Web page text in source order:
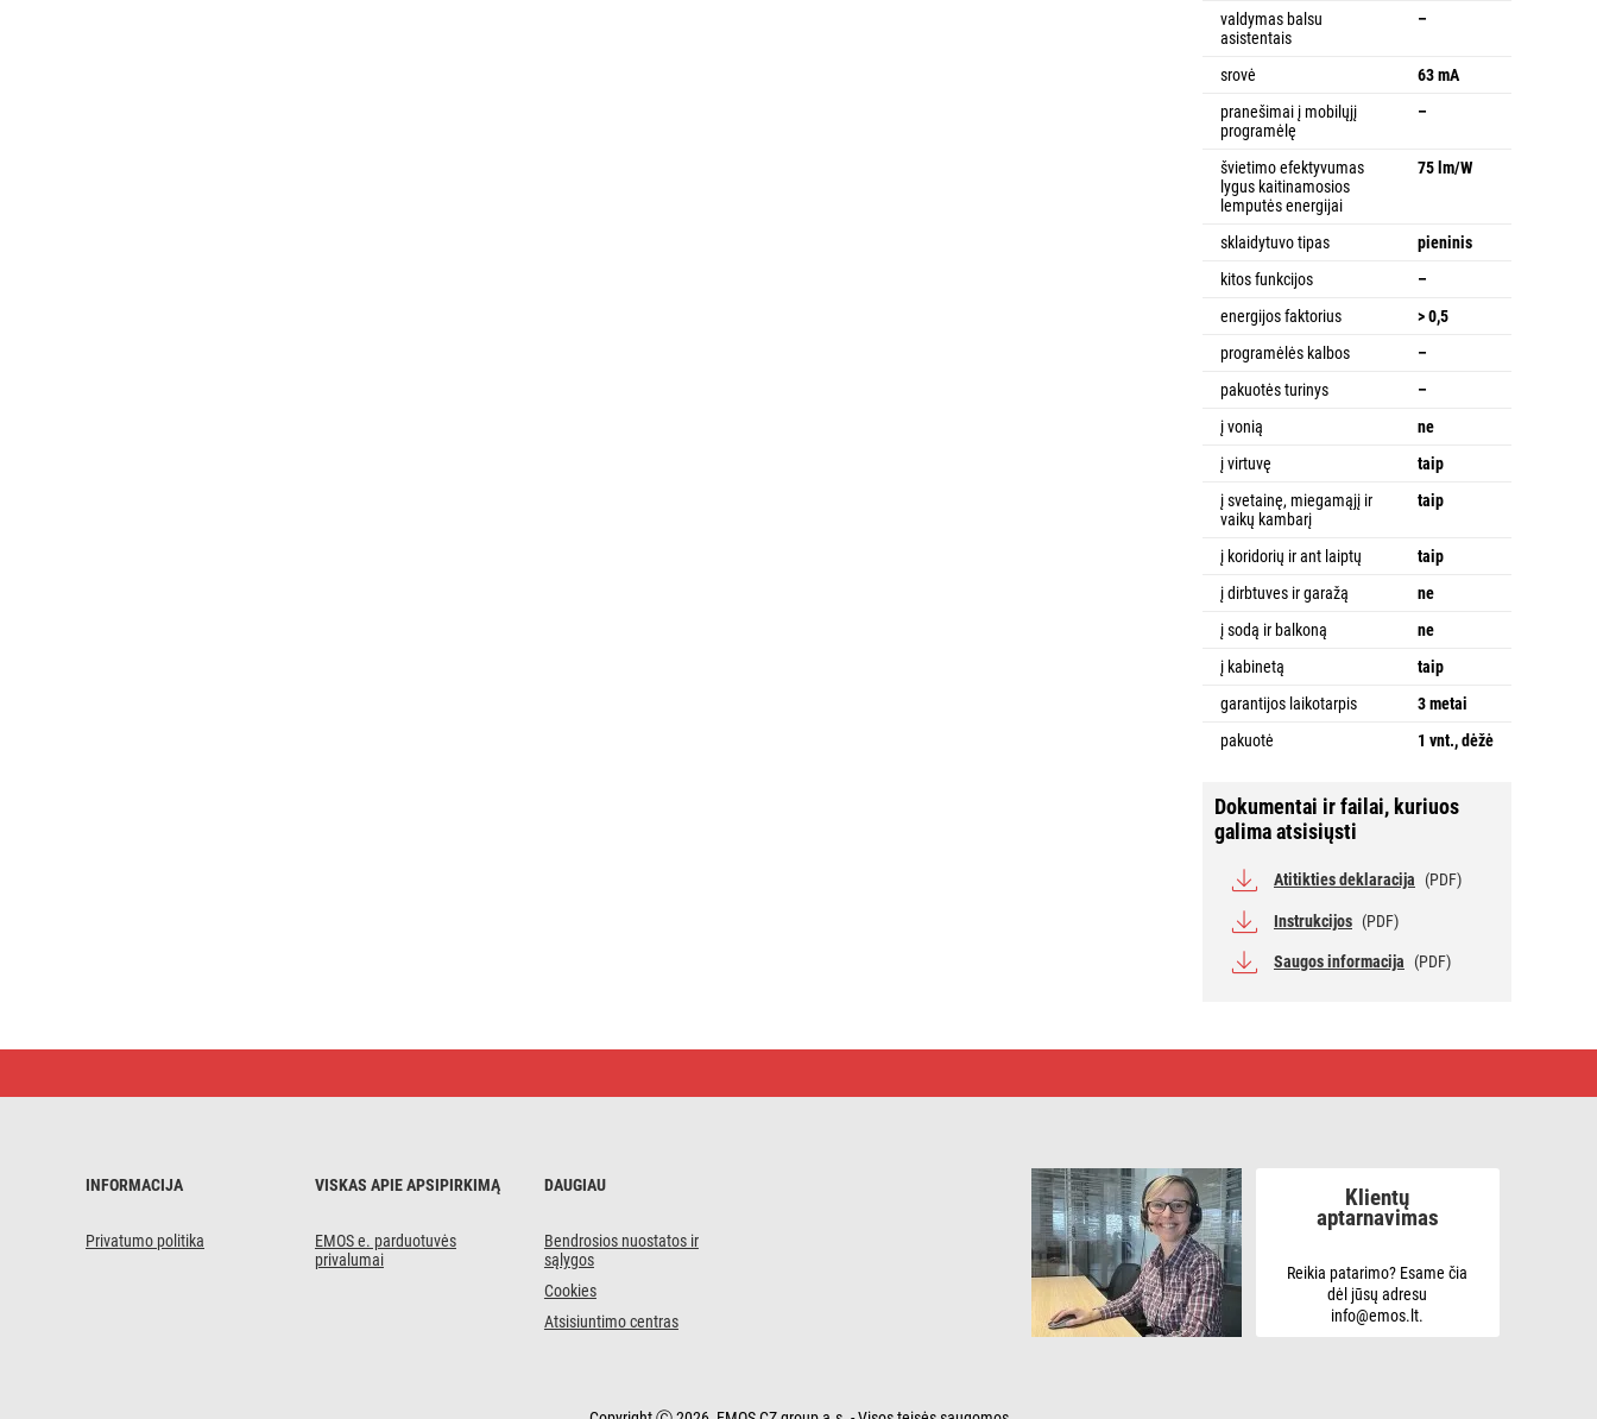
valdymas balsu
asistentais
–
srovė
63 mA
pranešimai į mobilųjį
programėlę
–
švietimo efektyvumas
lygus kaitinamosios
lemputės energijai
75 lm/W
sklaidytuvo tipas
pieninis
kitos funkcijos
–
energijos faktorius
> 0,5
programėlės kalbos
–
pakuotės turinys
–
į vonią
ne
į virtuvę
taip
į svetainę, miegamąjį ir
vaikų kambarį
taip
į koridorių ir ant laiptų
taip
į dirbtuves ir garažą
ne
į sodą ir balkoną
ne
į kabinetą
taip
garantijos laikotarpis
3 metai
pakuotė
1 vnt., dėžė
Dokumentai ir failai, kuriuos
galima atsisiųsti
Atitikties deklaracija (PDF)
Instrukcijos (PDF)
Saugos informacija (PDF)
NEXXO
INFORMACIJA
Privatumo politika
VISKAS APIE APSIPIRKIMĄ
EMOS e. parduotuvės
privalumai
DAUGIAU
Bendrosios nuostatos ir
sąlygos
Cookies
Atsisiuntimo centras
Klientų
aptarnavimas
Reikia patarimo? Esame čia
dėl jūsų adresu
info@emos.lt.